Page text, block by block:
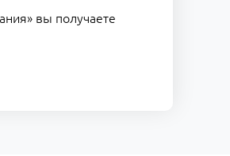
вы получаете